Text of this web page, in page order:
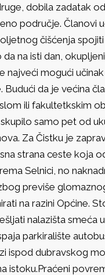
dobila zadatak
područje. Članovi
čišćenja
na isti dan,
najveći mogući
Budući da je većina
ili fakultetkskim
samo pet od
Za Čistku je
strana ceste koja
Selnici, no
previše
na razini Općine.
nalazišta smeća
parkiralište
ispod dubravskog
istoku.Praćeni